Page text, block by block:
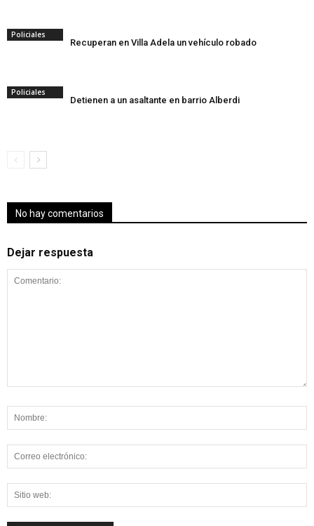
Policiales
Recuperan en Villa Adela un vehículo robado
Policiales
Detienen a un asaltante en barrio Alberdi
No hay comentarios
Dejar respuesta